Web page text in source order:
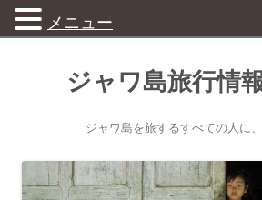
ジャワ島旅行情
ジャワ島を旅するすべての人に、
メニュー